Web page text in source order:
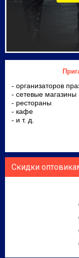
- организаторов
- сетевые магазины
- рестораны
- кафе
- и т. д.
Скидки